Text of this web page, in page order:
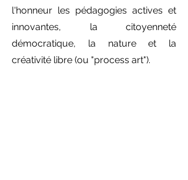
l'honneur les pédagogies actives et
innovantes, la citoyenneté
démocratique, la nature et la
créativité libre (ou "process art").